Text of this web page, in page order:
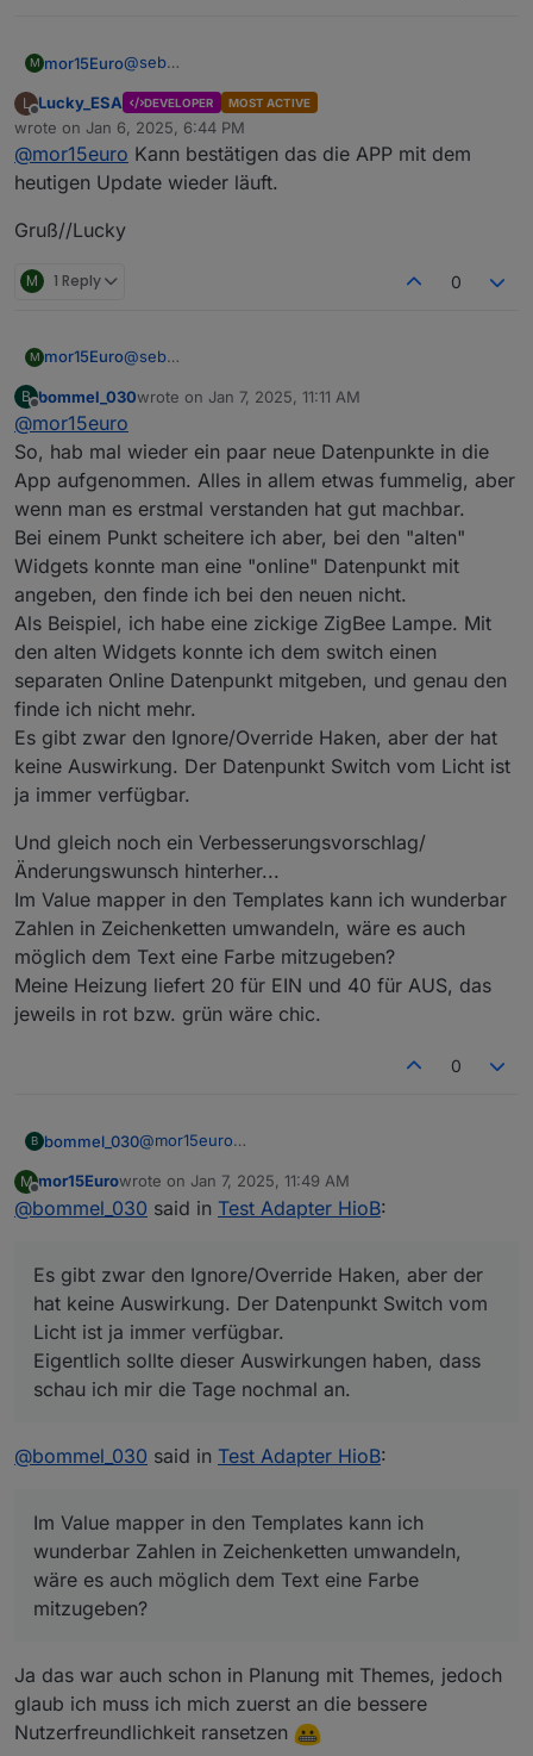
M mor15Euro@seb
bereits gelöscht wurde. Also nein, der Adapter
löscht keinen Datenpunkt. Aber ja, die Nachricht ist
missverständlich
Bzgl dem App crash bin ich gerade am
reproduzieren, kann aber aktuell noch nicht sagen
woran das liegt
L
Offline
Lucky_ESA DEVELOPER MOST ACTIVE
wrote on Jan 6, 2025, 6:44 PM
last edited by
@mor15euro Kann bestätigen das die APP mit dem
heutigen Update wieder läuft.
Gruß//Lucky
M 1 Reply 0
M mor15Euro@seb
bereits gelöscht wurde. Also nein, der Adapter
löscht keinen Datenpunkt. Aber ja, die Nachricht ist
missverständlich
Bzgl dem App crash bin ich gerade am
reproduzieren, kann aber aktuell noch nicht sagen
woran das liegt
B
Offline
bommel_030wrote on Jan 7, 2025, 11:11 AM
last edited by
@mor15euro
So, hab mal wieder ein paar neue Datenpunkte in die
App aufgenommen. Alles in allem etwas fummelig, aber
wenn man es erstmal verstanden hat gut machbar.
Bei einem Punkt scheitere ich aber, bei den "alten"
Widgets konnte man eine "online" Datenpunkt mit
angeben, den finde ich bei den neuen nicht.
Als Beispiel, ich habe eine zickige ZigBee Lampe. Mit
den alten Widgets konnte ich dem switch einen
separaten Online Datenpunkt mitgeben, und genau den
finde ich nicht mehr.
Es gibt zwar den Ignore/Override Haken, aber der hat
keine Auswirkung. Der Datenpunkt Switch vom Licht ist
ja immer verfügbar.
Und gleich noch ein Verbesserungsvorschlag/
Änderungswunsch hinterher...
Im Value mapper in den Templates kann ich wunderbar
Zahlen in Zeichenketten umwandeln, wäre es auch
möglich dem Text eine Farbe mitzugeben?
Meine Heizung liefert 20 für EIN und 40 für AUS, das
jeweils in rot bzw. grün wäre chic.
0
B bommel_030@mor15euro
die App aufgenommen. Alles in allem etwas
fummelig, aber wenn man es erstmal verstanden
"alten" Widgets konnte man eine "online"
Datenpunkt mit angeben, den finde ich bei den
neuen nicht.
Als Beispiel, ich habe eine zickige ZigBee Lampe.
Mit den alten Widgets konnte ich dem switch
einen separaten Online Datenpunkt mitgeben,
der hat keine Auswirkung. Der Datenpunkt Switch
Und gleich noch ein Verbesserungsvorschlag/
Änderungswunsch hinterher...
wäre es auch möglich dem Text eine Farbe
mitzugeben?
Meine Heizung liefert 20 für EIN und 40 für AUS,
das jeweils in rot bzw. grün wäre chic.
M
Offline
mor15Eurowrote on Jan 7, 2025, 11:49 AM
last edited by
@bommel_030 said in Test Adapter HioB:
Es gibt zwar den Ignore/Override Haken, aber der
hat keine Auswirkung. Der Datenpunkt Switch vom
Licht ist ja immer verfügbar.
Eigentlich sollte dieser Auswirkungen haben, dass
schau ich mir die Tage nochmal an.
@bommel_030 said in Test Adapter HioB:
Im Value mapper in den Templates kann ich
wunderbar Zahlen in Zeichenketten umwandeln,
wäre es auch möglich dem Text eine Farbe
mitzugeben?
Ja das war auch schon in Planung mit Themes, jedoch
glaub ich muss ich mich zuerst an die bessere
Nutzerfreundlichkeit ransetzen